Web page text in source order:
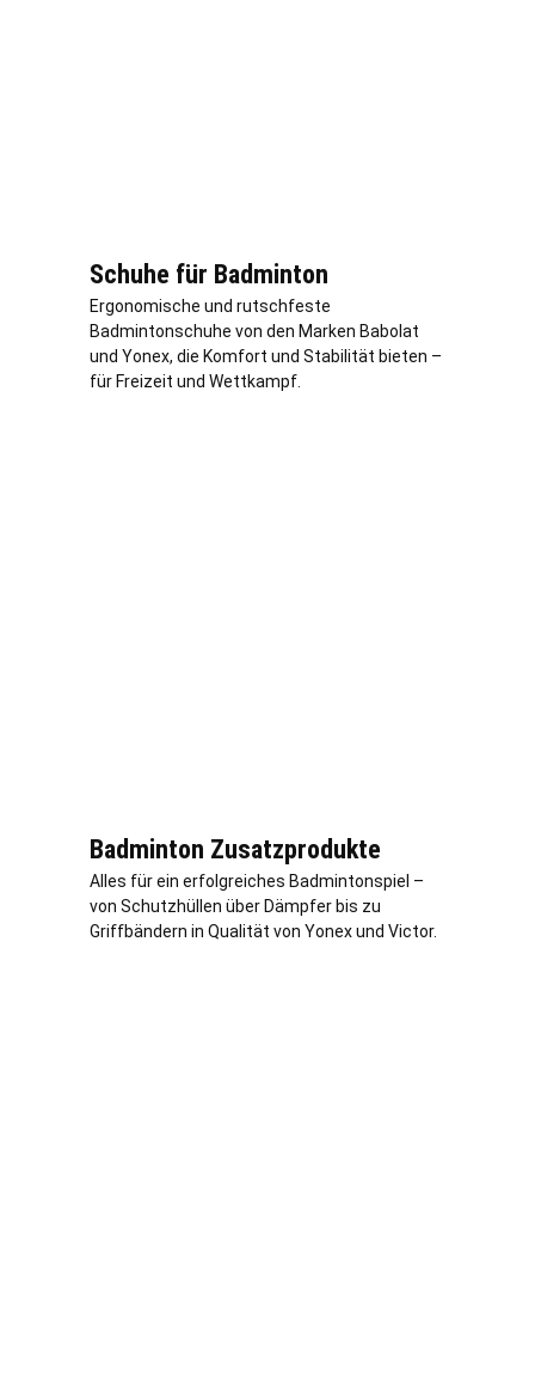
Schuhe für Badminton
Ergonomische und rutschfeste
Badmintonschuhe von den Marken Babolat
und Yonex, die Komfort und Stabilität bieten –
für Freizeit und Wettkampf.
Badminton Zusatzprodukte
Alles für ein erfolgreiches Badmintonspiel –
von Schutzhüllen über Dämpfer bis zu
Griffbändern in Qualität von Yonex und Victor.